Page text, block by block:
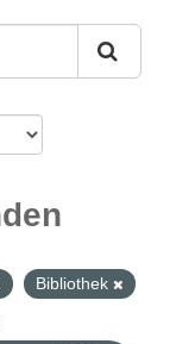
Bibliothek